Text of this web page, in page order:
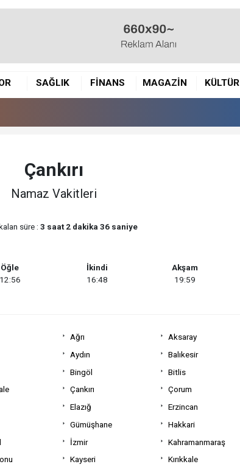
SAĞLIK FİNANS MAGAZİN KÜLTÜR
Çankırı
Namaz Vakitleri
süre : 3 saat 2 dakika 36 saniye
Öğle
12:56
İkindi
16:48
Akşam
19:59
Ağrı Aksaray
Aydın Balıkesir
Bingöl Bitlis
Çankırı Çorum
Elazığ Erzincan
Gümüşhane Hakkari
İzmir Kahramanmaraş
Kayseri Kırıkkale